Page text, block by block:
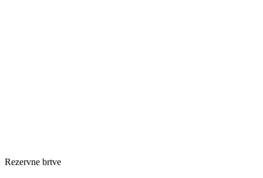
Rezervne brtve